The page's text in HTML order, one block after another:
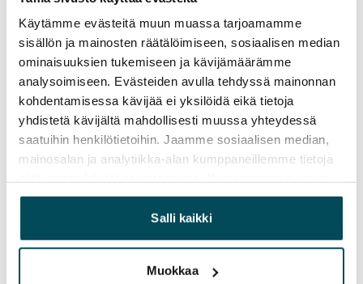
Käytämme evästeitä muun muassa tarjoamamme
sisällön ja mainosten räätälöimiseen, sosiaalisen median
ominaisuuksien tukemiseen ja kävijämäärämme
analysoimiseen. Evästeiden avulla tehdyssä mainonnan
kohdentamisessa kävijää ei yksilöidä eikä tietoja
yhdistetä kävijältä mahdollisesti muussa yhteydessä
saatuihin henkilötietoihin. Jaamme sosiaalisen median,
mainosalan ja analytiikka-alan kumppaneillemme tietoja
yhdistää näitä tietoja muihin tietoihin, joita olet antanut
heille tai joita on kerätty, kun olet käyttänyt heidän
palvelujaan.
Salli kaikki
Muokkaa